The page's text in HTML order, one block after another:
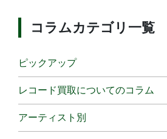
コラムカテゴリ一覧
ピックアップ
レコード買取についてのコラム
アーティスト別